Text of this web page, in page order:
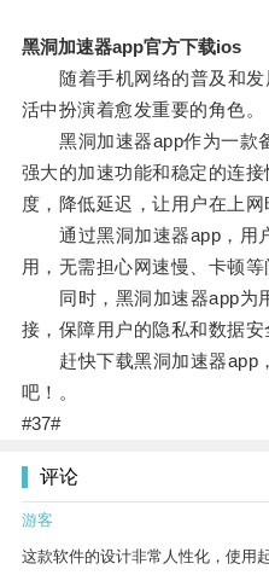
黑洞加速器app官方下载ios
随着手机网络的普及和发
活中扮演着愈发重要的角色。
黑洞加速器app作为一款
强大的加速功能和稳定的连
度，降低延迟，让用户在上网
通过黑洞加速器app，用
用，无需担心网速慢、卡顿等
同时，黑洞加速器app为
接，保障用户的隐私和数据安
赶快下载黑洞加速器app
吧！。
#37#
评论
游客
这款软件的设计非常人性化，使用